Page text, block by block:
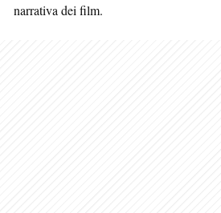
narrativa dei film.